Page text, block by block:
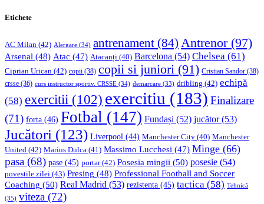
Etichete
AC Milan (42) Alergare (34) antrenament (84) Antrenor(97)
Arsenal (48) Atac (47) Atacanți (40) Barcelona (54) Chelsea (61)
Ciprian Urican (42) copii (38) copii si juniori (91) Cristian Sandor (38)
crsse (36) curs instructor sportiv. CRSSE (34) demarcare (33) dribling (42) echipă
(58) exercitii (102) exercitiu (183) Finalizare
(71) forta (46) Fotbal (147) Fundași (52) jucător(53)
Jucători (123) Liverpool (44) Manchester City (40) Manchester
United (42) Marius Dulca (41) Massimo Lucchesi (47) Minge (66)
pasa (68) pase (45) portar(42) Posesia mingii (50) posesie (54)
povestile zilei (43) Presing (48) Professional Football and Soccer
Coaching (50) Real Madrid (53) rezistenta (45) tactica (58) Tehnică
(35) viteza (72)